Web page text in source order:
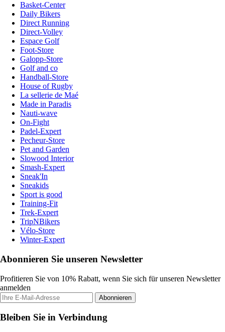
Basket-Center
Daily Bikers
Direct Running
Direct-Volley
Espace Golf
Foot-Store
Galopp-Store
Golf and co
Handball-Store
House of Rugby
La sellerie de Maé
Made in Paradis
Nauti-wave
On-Fight
Padel-Expert
Pecheur-Store
Pet and Garden
Slowood Interior
Smash-Expert
Sneak'In
Sneakids
Sport is good
Training-Fit
Trek-Expert
TripNBikers
Vélo-Store
Winter-Expert
Abonnieren Sie unseren Newsletter
Profitieren Sie von 10% Rabatt, wenn Sie sich für unseren Newsletter
anmelden
Abonnieren
Bleiben Sie in Verbindung